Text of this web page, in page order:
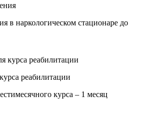
в наркологическом стационаре до
реабилитации
курса – 1 месяц